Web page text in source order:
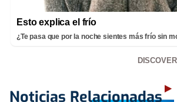
Esto explica el frío
¿Te pasa que por la noche sientes más frío sin
Noticias Relacionadas